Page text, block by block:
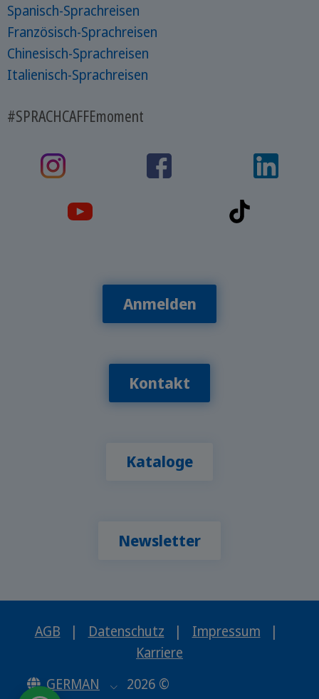
Spanisch-Sprachreisen
Französisch-Sprachreisen
Chinesisch-Sprachreisen
Italienisch-Sprachreisen
#SPRACHCAFFEmoment
Anmelden
Kontakt
Kataloge
Newsletter
AGB | Datenschutz | Impressum
|
Karriere
GERMAN
2026 ©